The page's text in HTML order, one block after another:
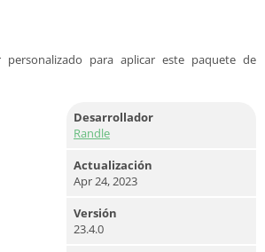
personalizado para aplicar este paquete de
Desarrollador
Randle
Actualización
Apr 24, 2023
Versión
23.4.0